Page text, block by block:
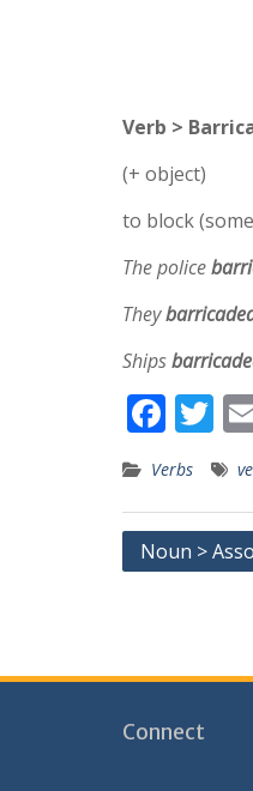
Verb >
(+ object)
to block
The police
They
Ships
F
ac
e
b
o
T
w
itt
er
Verbs
Post
Noun >
Connect